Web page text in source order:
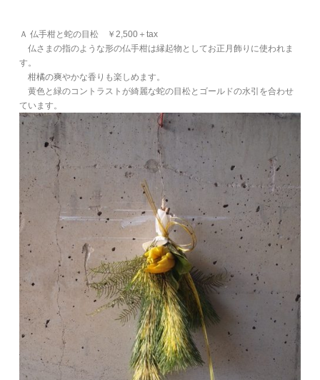
Ａ 仏手柑と蛇の目松 ￥2,500＋tax
仏さまの指のような形の仏手柑は縁起物としてお正月飾りに使われま
す。
柑橘の爽やかな香りも楽しめます。
黄色と緑のコントラストが綺麗な蛇の目松とゴールドの水引を合わせ
ています。